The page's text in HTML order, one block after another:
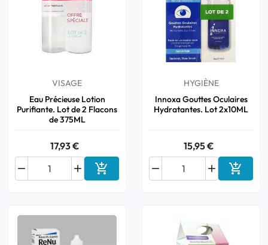
VISAGE
Eau Précieuse Lotion
Purifiante. Lot de 2 Flacons
de 375ML
17,93 €

 Ajouter au panier
HYGIÈNE
Innoxa Gouttes Oculaires
Hydratantes. Lot 2x10ML
15,95 €

 